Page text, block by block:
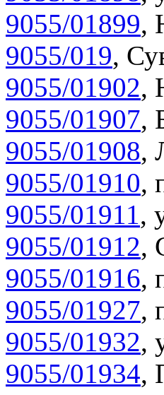
9055/01899,
9055/019,
9055/01902,
9055/01907,
9055/01908,
9055/01910,
9055/01911,
9055/01912,
9055/01916,
9055/01927,
9055/01932,
9055/01934,